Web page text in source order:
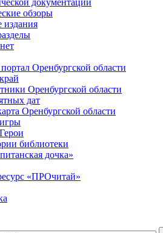
документации
обзоры
издания
Оренбургской области
Оренбургской области
дат
Оренбургской области
библиотеки
дочка»
«ПРОчитай»